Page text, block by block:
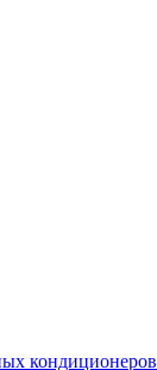
кондиционеров